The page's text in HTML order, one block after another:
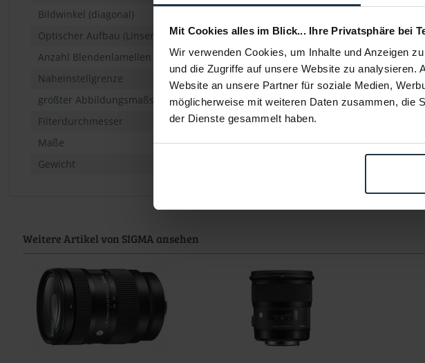
Mit Cookies alles im Blick... Ihre Privatsphäre bei
Wir verwenden Cookies, um Inhalte und Anzeigen
und die Zugriffe auf unsere Website zu analysieren.
Website an unsere Partner für soziale Medien,
möglicherweise mit weiteren Daten zusammen, die
der Dienste gesammelt haben.
Bildwinkel (diagonal)
Optischer Aufbau (Linsen/Gruppen)
Anzahl Blendenlamellen
Naheinstellgrenze
größter Abbildungsmaßstab
Filterdurchmesser
Maße
Gewicht
Weitere Artikel von SIGMA ansehen